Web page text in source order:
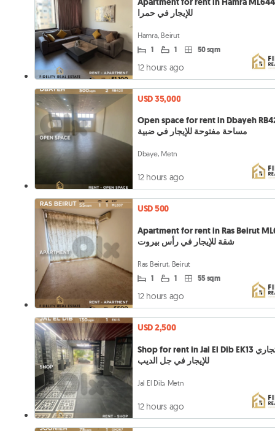
للإيجار في حمرا
Hamra, Beirut
1 1 50 sqm
12 hours ago
USD 35,000
Open space for rent in Dbayeh
مساحة مفتوحة للإيجار في ضبية
Dbaye, Metn
12 hours ago
USD 500
Apartment for rent in Ras Beirut
شقة للإيجار في رأس بيروت
Ras Beirut, Beirut
1 1 55 sqm
12 hours ago
USD 2,500
Shop for rent in Jal El Dib EK13 محل تجاري
للإيجار في جل الديب
Jal El Dib, Metn
12 hours ago